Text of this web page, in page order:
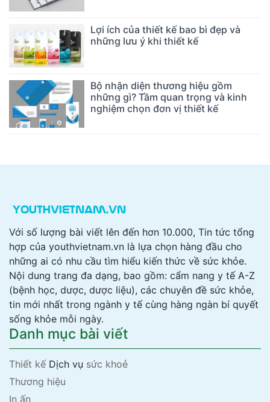
Lợi ích của thiết kế bao bì đẹp và
những lưu ý khi thiết kế
Bộ nhận diện thương hiệu gồm
những gì? Tầm quan trọng và kinh
nghiệm chọn đơn vị thiết kế
Với số lượng bài viết lên đến hơn 10.000, Tin tức tổng
hợp của youthvietnam.vn là lựa chọn hàng đầu cho
những ai có nhu cầu tìm hiểu kiến thức về sức khỏe.
Nội dung trang đa dạng, bao gồm: cẩm nang y tế A-Z
(bệnh học, dược, dược liệu), các chuyên đề sức khỏe,
tin mới nhất trong ngành y tế cùng hàng ngàn bí quyết
sống khỏe mỗi ngày.
Danh mục bài viết
Thiết kếDịch vụ sức khoẻ
Thương hiệu
In ấn